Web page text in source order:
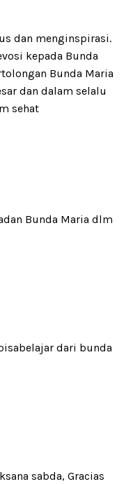
dan menginspirasi.
kepada Bunda
Bunda Maria
dan dalam selalu
sehat
Bunda Maria dlm
dari bunda
sabda, Gracias